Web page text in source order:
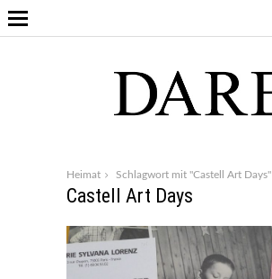
Heimat Schlagwort mit "Castell Art Days"
Castell Art Days